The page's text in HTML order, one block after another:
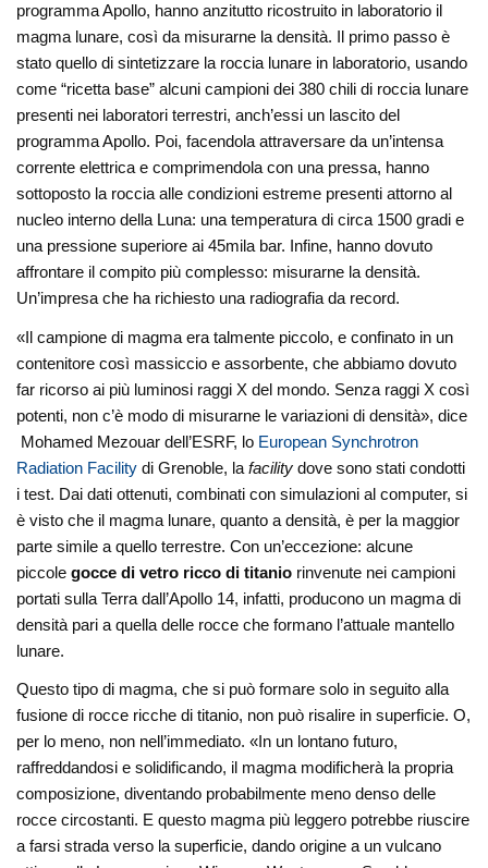
programma Apollo, hanno anzitutto ricostruito in laboratorio il
magma lunare, così da misurarne la densità. Il primo passo è
stato quello di sintetizzare la roccia lunare in laboratorio, usando
come “ricetta base” alcuni campioni dei 380 chili di roccia lunare
presenti nei laboratori terrestri, anch’essi un lascito del
programma Apollo. Poi, facendola attraversare da un’intensa
corrente elettrica e comprimendola con una pressa, hanno
sottoposto la roccia alle condizioni estreme presenti attorno al
nucleo interno della Luna: una temperatura di circa 1500 gradi e
una pressione superiore ai 45mila bar. Infine, hanno dovuto
affrontare il compito più complesso: misurarne la densità.
Un’impresa che ha richiesto una radiografia da record.
«Il campione di magma era talmente piccolo, e confinato in un
contenitore così massiccio e assorbente, che abbiamo dovuto
far ricorso ai più luminosi raggi X del mondo. Senza raggi X così
potenti, non c’è modo di misurarne le variazioni di densità», dice
Mohamed Mezouar dell’ESRF, lo European Synchrotron
Radiation Facility di Grenoble, lafacility dove sono stati condotti
i test. Dai dati ottenuti, combinati con simulazioni al computer, si
è visto che il magma lunare, quanto a densità, è per la maggior
parte simile a quello terrestre. Con un’eccezione: alcune
piccolegocce di vetro ricco di titanio rinvenute nei campioni
portati sulla Terra dall’Apollo 14, infatti, producono un magma di
densità pari a quella delle rocce che formano l’attuale mantello
lunare.
Questo tipo di magma, che si può formare solo in seguito alla
fusione di rocce ricche di titanio, non può risalire in superficie. O,
per lo meno, non nell’immediato. «In un lontano futuro,
raffreddandosi e solidificando, il magma modificherà la propria
composizione, diventando probabilmente meno denso delle
rocce circostanti. E questo magma più leggero potrebbe riuscire
a farsi strada verso la superficie, dando origine a un vulcano